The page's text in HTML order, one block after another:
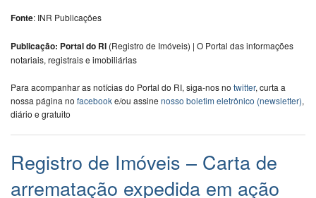
Fonte: INR Publicações
Publicação: Portal do RI (Registro de Imóveis) | O Portal das informações
notariais, registrais e imobiliárias
Para acompanhar as notícias do Portal do RI, siga-nos no twitter, curta a
nossa página no facebooke/ou assine nosso boletim eletrônico (newsletter),
diário e gratuito
Registro de Imóveis – Carta de
arrematação expedida em ação